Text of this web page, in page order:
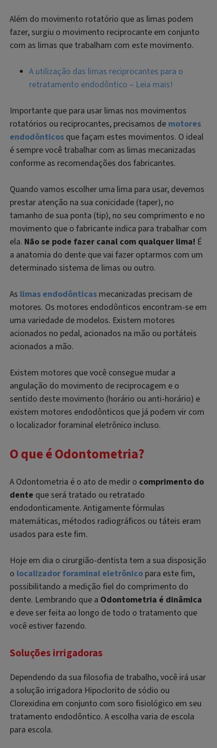
Além do movimento rotatório que as limas podem
fazer, surgiu o movimento reciprocante em conjunto
com as limas que trabalham com este movimento.
A utilização das limas reciprocantes para o
retratamento endodôntico – Leia mais!
Importante que para usar limas nos movimentos
rotatórios ou reciprocantes, precisamos de motores
endodônticos que façam estes movimentos. O ideal
é sempre você trabalhar com as limas mecanizadas
conforme as recomendações dos fabricantes.
Quando vamos escolher uma lima para usar, devemos
prestar atenção na sua conicidade (taper), no
tamanho de sua ponta (tip), no seu comprimento e no
movimento que o fabricante indica para trabalhar com
ela. Não se pode fazer canal com qualquer lima! É
a anatomia do dente que vai fazer optarmos com um
determinado sistema de limas ou outro.
As limas endodônticas mecanizadas precisam de
motores. Os motores endodônticos encontram-se em
uma variedade de modelos. Existem motores
acionados no pedal, acionados na mão ou portáteis
acionados a mão.
Existem motores que você consegue mudar a
angulação do movimento de reciprocagem e o
sentido deste movimento (horário ou anti-horário) e
existem motores endodônticos que já podem vir com
o localizador foraminal eletrônico incluso.
O que é Odontometria?
A Odontometria é o ato de medir o comprimento do
dente que será tratado ou retratado
endodonticamente. Antigamente fórmulas
matemáticas, métodos radiográficos ou táteis eram
usados para este fim.
Hoje em dia o cirurgião-dentista tem a sua disposição
o localizador foraminal eletrônico para este fim,
possibilitando a medição fiel do comprimento do
dente. Lembrando que a Odontometria é dinâmica
e deve ser feita ao longo de todo o tratamento que
você estiver fazendo.
Soluções irrigadoras
Dependendo da sua filosofia de trabalho, você irá usar
a solução irrigadora Hipoclorito de sódio ou
Clorexidina em conjunto com soro fisiológico em seu
tratamento endodôntico. A escolha varia de escola
para escola.